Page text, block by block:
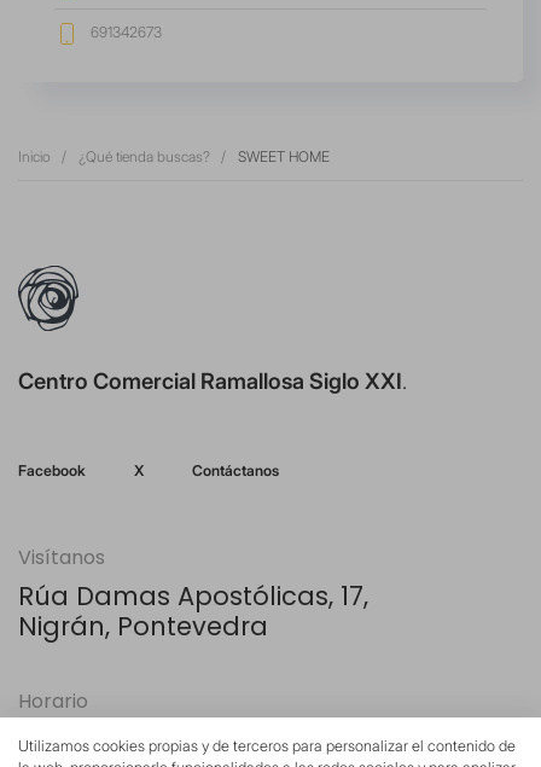
691342673
Inicio ¿Qué tienda buscas? SWEET HOME
Centro Comercial Ramallosa Siglo XXI.
Facebook X Contáctanos
Visítanos
Rúa Damas Apostólicas, 17,
Nigrán, Pontevedra
Horario
Lunes - Sábado
Utilizamos cookies propias y de terceros para personalizar el contenido de